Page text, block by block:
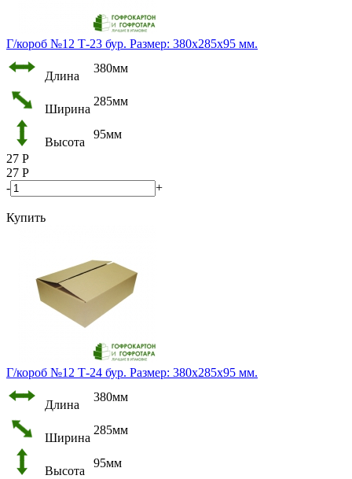
Г/короб №12 Т-23 бур. Размер: 380х285х95 мм.
Длина
380мм
Ширина
285мм
Высота
95мм
27 Р
27 Р
-
+
Купить
Г/короб №12 Т-24 бур. Размер: 380х285х95 мм.
Длина
380мм
Ширина
285мм
Высота
95мм